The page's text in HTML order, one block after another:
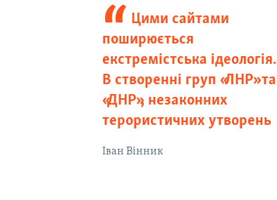
Цими сайтами
поширюється
екстремістська ідеологія.
В створенні груп «ЛНР» та
«ДНР», незаконних
терористичних утворень
Іван Вінник